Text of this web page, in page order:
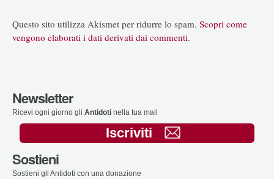
Questo sito utilizza Akismet per ridurre lo spam. Scopri come
vengono elaborati i dati derivati dai commenti.
Newsletter
Ricevi ogni giorno gli Antidoti nella tua mail
Iscriviti
Sostieni
Sostieni gli Antidoti con una donazione